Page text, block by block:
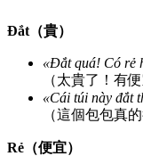
Đắt（貴）
«Đắt quá! Có rẻ
（太貴了！有
«Cái túi này đắt
（這個包包真
Rẻ（便宜）